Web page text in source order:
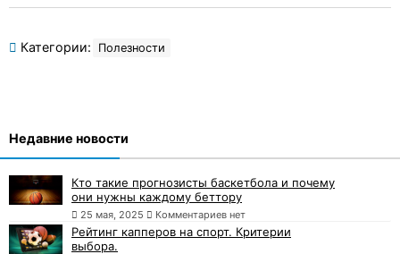
Категории: Полезности
Недавние новости
Кто такие прогнозисты баскетбола и почему
они нужны каждому беттору
25 мая, 2025 Комментариев нет
Рейтинг капперов на спорт. Критерии
выбора.